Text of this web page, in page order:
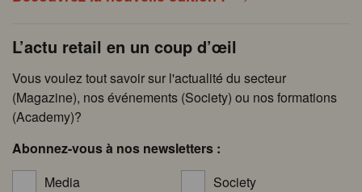
L’actu retail en un coup d’œil
Vous voulez tout savoir sur l'actualité du secteur
(Magazine), nos événements (Society) ou nos formations
(Academy)?
Abonnez-vous à nos newsletters :
Media
Society